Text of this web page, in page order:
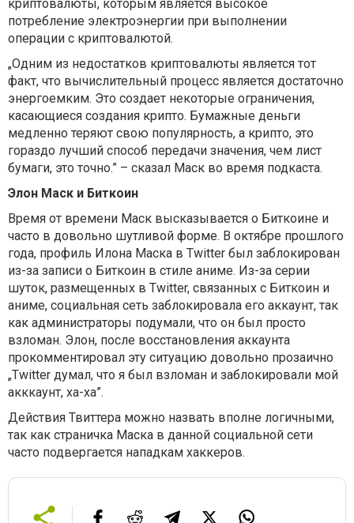
криптовалюты, которым является высокое
потребление электроэнергии при выполнении
операции с криптовалютой.
„Одним из недостатков криптовалюты является тот
факт, что вычислительный процесс является достаточно
энергоемким. Это создает некоторые ограничения,
касающиеся создания крипто. Бумажные деньги
медленно теряют свою популярность, а крипто, это
гораздо лучший способ передачи значения, чем лист
бумаги, это точно.” – сказал Маск во время подкаста.
Элон Маск и Биткоин
Время от времени Маск высказывается о Биткоине и
часто в довольно шутливой форме. В октябре прошлого
года, профиль Илона Маска в Twitter был заблокирован
из-за записи о Биткоин в стиле аниме. Из-за серии
шуток, размещенных в Twitter, связанных с Биткоин и
аниме, социальная сеть заблокировала его аккаунт, так
как администраторы подумали, что он был просто
взломан. Элон, после восстановления аккаунта
прокомментировал эту ситуацию довольно прозаично
„Twitter думал, что я был взломан и заблокировали мой
акккаунт, ха-ха”.
Действия Твиттера можно назвать вполне логичными,
так как страничка Маска в данной социальной сети
часто подвергается нападкам хаккеров.